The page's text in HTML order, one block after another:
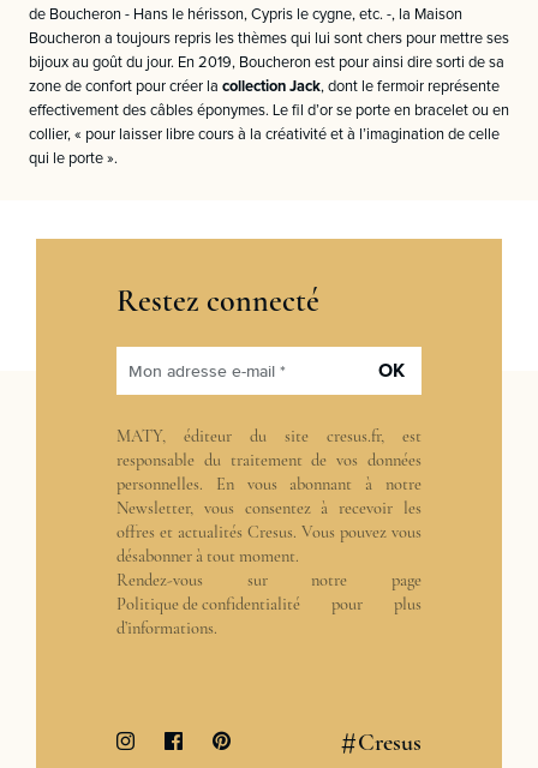
de Boucheron - Hans le hérisson, Cypris le cygne, etc. -, la Maison
Boucheron a toujours repris les thèmes qui lui sont chers pour mettre ses
bijoux au goût du jour. En 2019, Boucheron est pour ainsi dire sorti de sa
zone de confort pour créer la collection Jack, dont le fermoir représente
effectivement des câbles éponymes. Le fil d’or se porte en bracelet ou en
collier, « pour laisser libre cours à la créativité et à l’imagination de celle
qui le porte ».
Restez connecté
Mon adresse e-mail * OK
MATY, éditeur du site cresus.fr, est
responsable du traitement de vos données
personnelles. En vous abonnant à notre
Newsletter, vous consentez à recevoir les
offres et actualités Cresus. Vous pouvez vous
désabonner à tout moment.
Rendez-vous sur notre page
Politique de confidentialité pour plus
d’informations.
#Cresus